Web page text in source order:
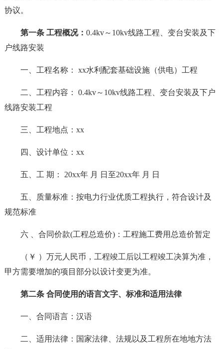
协议。
第一条 工程概况： 0.4kv～10kv线路工程、变台安装及下
户线路安装
一、工程名称： xx水利配套基础设施（供电）工程
二、工程内容： 0.4kv～10kv线路工程、变台安装及下户
线路安装工程
三、工程地点：xx
四、设计单位：xx
五、工 期： 20xx年 月 日至20xx年 月 日
五、质量标准：按电力行业优质工程执行，符合设计及
规范标准
六 、合同价款(工程总造价)：工程施工费用总造价暂定
（￥ ）万元人民币，工程竣工后以工程竣工决算为准，
甲方需要增加的项目部分以设计变更为准。
第二条 合同使用的语言文字、标准和适用法律
一、合同语言：汉语
二、适用法律：国家法律、法规以及工程所在地地方法